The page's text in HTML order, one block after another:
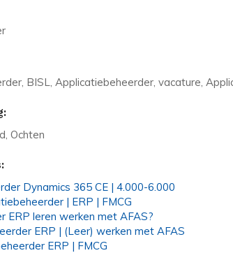
BISL, Applicatiebeheerder, vacature,
Ochten
Dynamics 365 CE | 4.000-6.000
| ERP | FMCG
ERP leren werken met AFAS?
ERP | (Leer) werken met AFAS
ERP | FMCG